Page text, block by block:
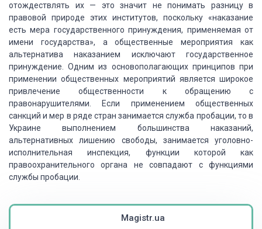
отождествлять их — это значит не понимать разницу в
правовой природе этих институтов, поскольку «наказание
есть мера государственного принуждения, применяемая от
имени государства», а общественные мероприятия как
альтернатива наказанием исключают государственное
принуждение. Одним из основополагающих принципов при
применении общественных мероприятий является широкое
привлечение общественности к обращению с
правонарушителями. Если применением общественных
санкций и мер в ряде стран занимается служба пробации, то в
Украине выполнением большинства наказаний,
альтернативных лишению свободы, занимается уголовно-
исполнительная инспекция, функции которой как
правоохранительного органа не совпадают с функциями
службы пробации.
Magistr.ua